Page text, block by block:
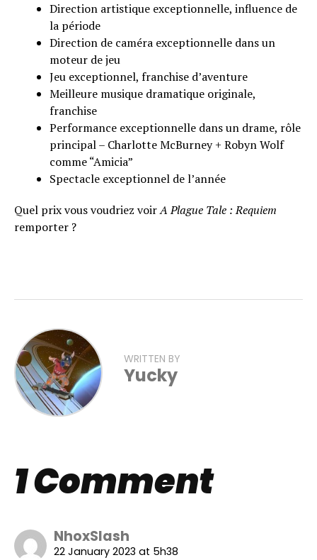
Direction artistique exceptionnelle, influence de
la période
Direction de caméra exceptionnelle dans un
moteur de jeu
Jeu exceptionnel, franchise d’aventure
Meilleure musique dramatique originale,
franchise
Performance exceptionnelle dans un drame, rôle
principal – Charlotte McBurney + Robyn Wolf
comme “Amicia”
Spectacle exceptionnel de l’année
Quel prix vous voudriez voirA Plague Tale : Requiem
remporter ?
WRITTEN BY
Yucky
1 Comment
NhoxSlash
22 January 2023 at 5h38